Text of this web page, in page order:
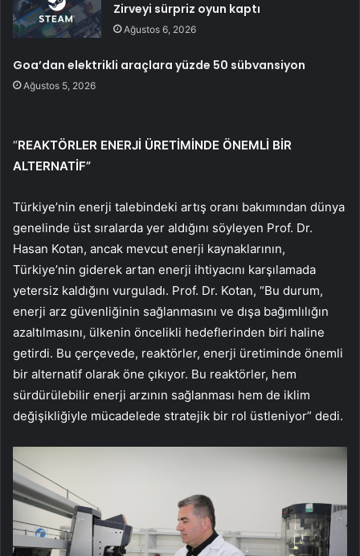
Zirveyi sürpriz oyun kaptı
Ağustos 6, 2026
Goa’dan elektrikli araçlara yüzde 50 sübvansiyon
Ağustos 5, 2026
“REAKTÖRLER ENERJİ ÜRETİMİNDE ÖNEMLİ BİR
ALTERNATİF”
Türkiye’nin enerji talebindeki artış oranı bakımından dünya
genelinde üst sıralarda yer aldığını söyleyen Prof. Dr.
Hasan Kotan, ancak mevcut enerji kaynaklarının,
Türkiye’nin giderek artan enerji ihtiyacını karşılamada
yetersiz kaldığını vurguladı. Prof. Dr. Kotan, “Bu durum,
enerji arz güvenliğinin sağlanmasını ve dışa bağımlılığın
azaltılmasını, ülkenin öncelikli hedeflerinden biri haline
getirdi. Bu çerçevede, reaktörler, enerji üretiminde önemli
bir alternatif olarak öne çıkıyor. Bu reaktörler, hem
sürdürülebilir enerji arzının sağlanması hem de iklim
değişikliğiyle mücadelede stratejik bir rol üstleniyor” dedi.